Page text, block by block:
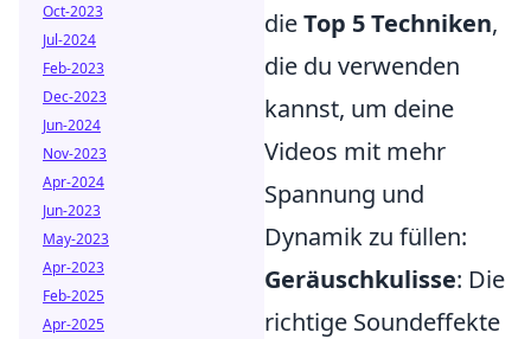
dieTop 5 Techniken,
die du verwenden
kannst, um deine
Videos mit mehr
Spannung und
Dynamik zu füllen:
Geräuschkulisse: Die
richtige Soundeffekte
Oct-2023
Jul-2024
Feb-2023
Dec-2023
Jun-2024
Nov-2023
Apr-2024
Jun-2023
May-2023
Apr-2023
Feb-2025
Apr-2025